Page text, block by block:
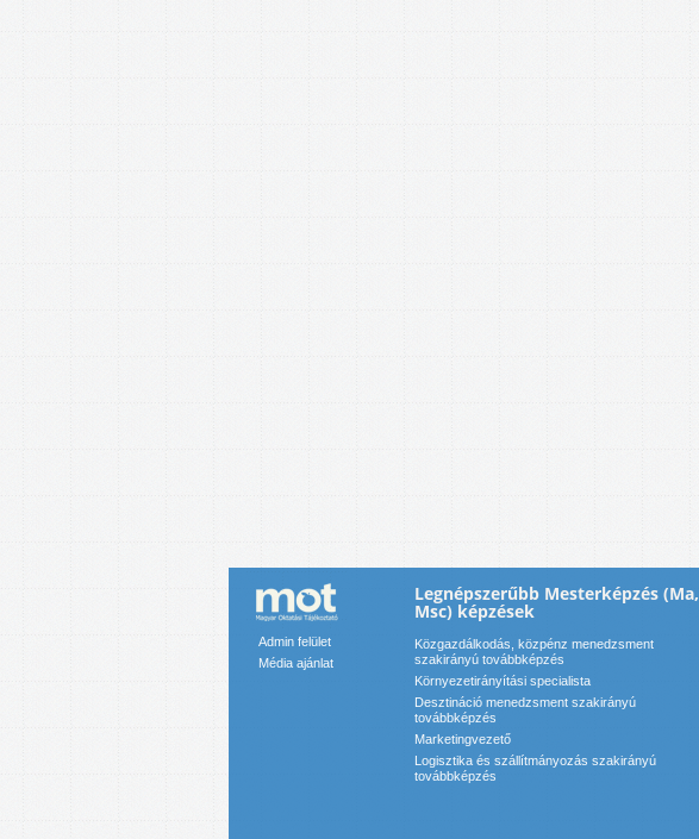
Admin felület
Média ajánlat
Legnépszerűbb Mesterképzés (Ma,
Msc) képzések
Közgazdálkodás, közpénz menedzsment
szakirányú továbbképzés
Környezetirányítási specialista
Desztináció menedzsment szakirányú
továbbképzés
Marketingvezető
Logisztika és szállítmányozás szakirányú
továbbképzés